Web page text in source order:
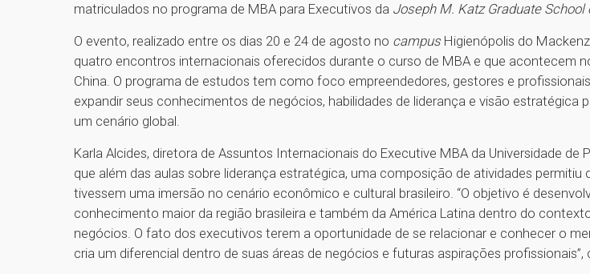
matriculados no programa de MBA para Executivos da Joseph M. Katz Graduate School
O evento, realizado entre os dias 20 e 24 de agosto no campus Higienópolis do
quatro encontros internacionais oferecidos durante o curso de MBA e que acontecem
China. O programa de estudos tem como foco empreendedores, gestores e
expandir seus conhecimentos de negócios, habilidades de liderança e visão estratégica
um cenário global.
Karla Alcides, diretora de Assuntos Internacionais do Executive MBA da Universidade de
que além das aulas sobre liderança estratégica, uma composição de atividades permitiu
tivessem uma imersão no cenário econômico e cultural brasileiro. “O objetivo é
conhecimento maior da região brasileira e também da América Latina dentro do
negócios. O fato dos executivos terem a oportunidade de se relacionar e conhecer o
cria um diferencial dentro de suas áreas de negócios e futuras aspirações profissionais”,